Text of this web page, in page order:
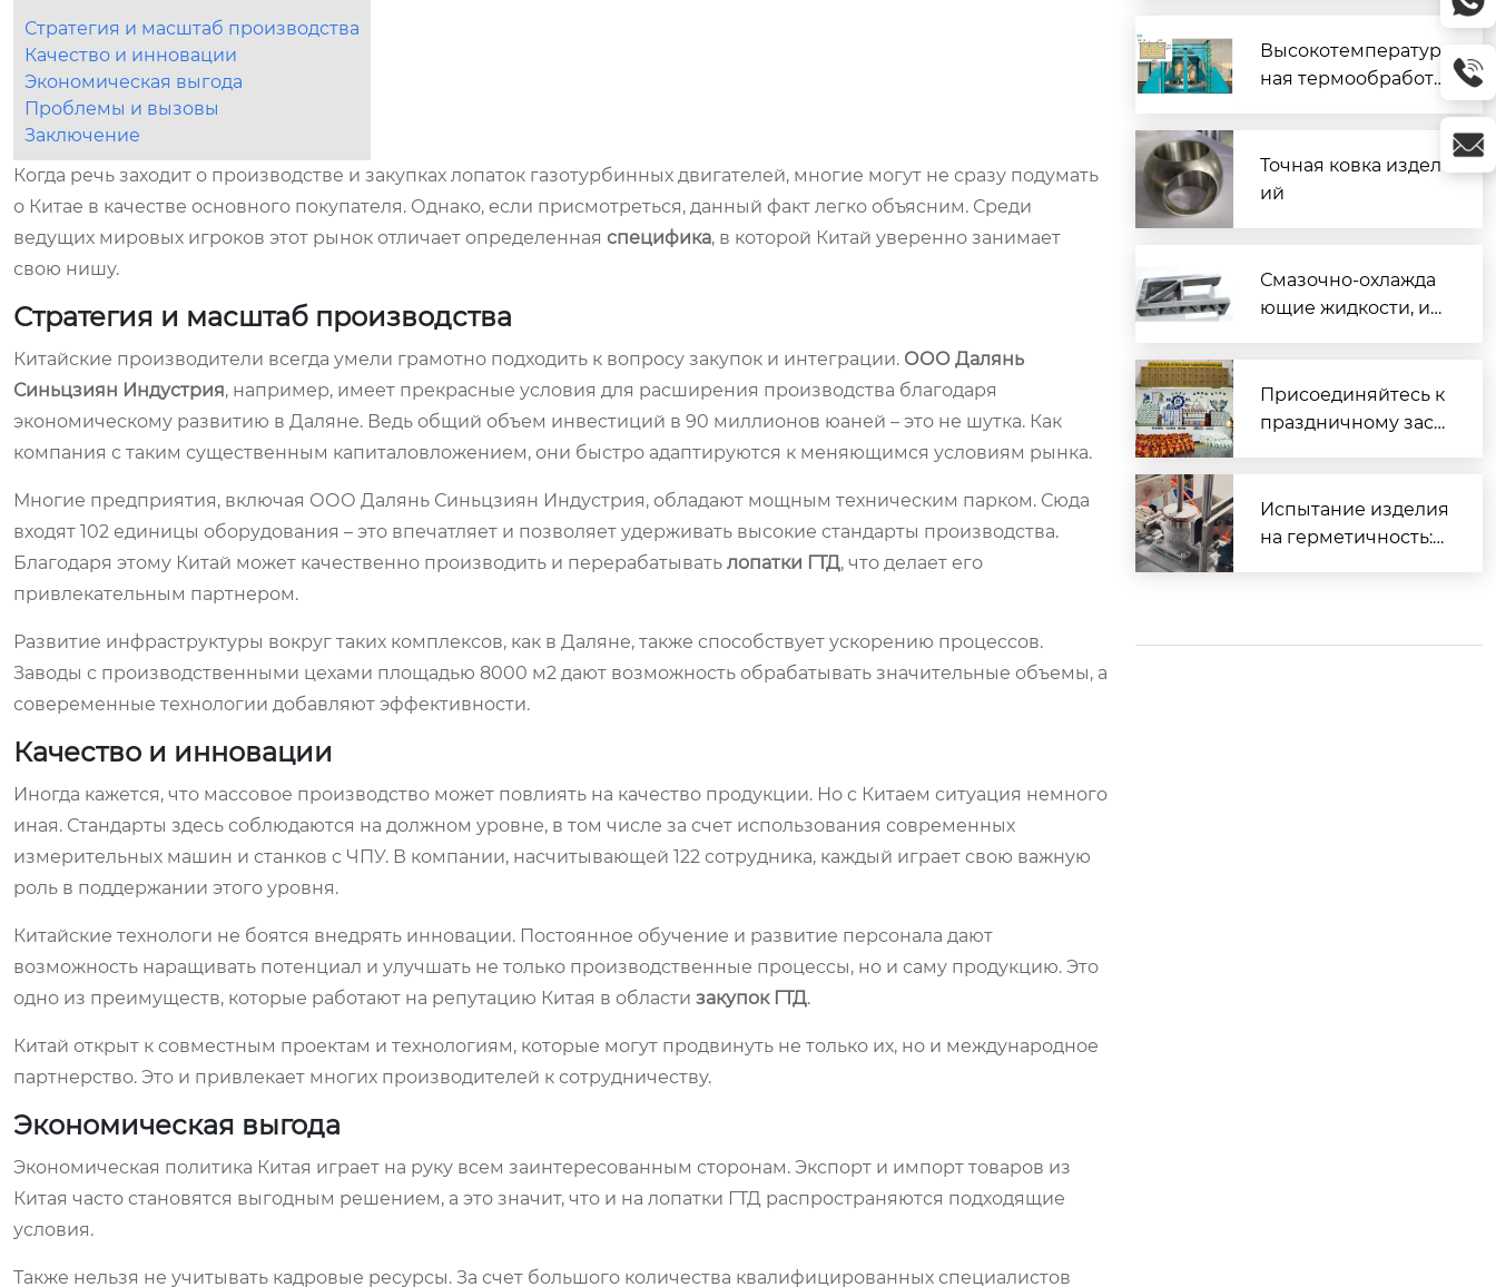
Стратегия и масштаб производства
Качество и инновации
Экономическая выгода
Проблемы и вызовы
Заключение
Когда речь заходит о производстве и закупках лопаток газотурбинных двигателей, многие могут не сразу подумать
о Китае в качестве основного покупателя. Однако, если присмотреться, данный факт легко объясним. Среди
ведущих мировых игроков этот рынок отличает определенная специфика, в которой Китай уверенно занимает
свою нишу.
Стратегия и масштаб производства
Китайские производители всегда умели грамотно подходить к вопросу закупок и интеграции. ООО Далянь
Синьцзиян Индустрия, например, имеет прекрасные условия для расширения производства благодаря
экономическому развитию в Даляне. Ведь общий объем инвестиций в 90 миллионов юаней – это не шутка. Как
компания с таким существенным капиталовложением, они быстро адаптируются к меняющимся условиям рынка.
Многие предприятия, включая ООО Далянь Синьцзиян Индустрия, обладают мощным техническим парком. Сюда
входят 102 единицы оборудования – это впечатляет и позволяет удерживать высокие стандарты производства.
Благодаря этому Китай может качественно производить и перерабатывать лопатки ГТД, что делает его
привлекательным партнером.
Развитие инфраструктуры вокруг таких комплексов, как в Даляне, также способствует ускорению процессов.
Заводы с производственными цехами площадью 8000 м2 дают возможность обрабатывать значительные объемы, а
совеременные технологии добавляют эффективности.
Качество и инновации
Иногда кажется, что массовое производство может повлиять на качество продукции. Но с Китаем ситуация немного
иная. Стандарты здесь соблюдаются на должном уровне, в том числе за счет использования современных
измерительных машин и станков с ЧПУ. В компании, насчитывающей 122 сотрудника, каждый играет свою важную
роль в поддержании этого уровня.
Китайские технологи не боятся внедрять инновации. Постоянное обучение и развитие персонала дают
возможность наращивать потенциал и улучшать не только производственные процессы, но и саму продукцию. Это
одно из преимуществ, которые работают на репутацию Китая в области закупок ГТД.
Китай открыт к совместным проектам и технологиям, которые могут продвинуть не только их, но и международное
партнерство. Это и привлекает многих производителей к сотрудничеству.
Экономическая выгода
Экономическая политика Китая играет на руку всем заинтересованным сторонам. Экспорт и импорт товаров из
Китая часто становятся выгодным решением, а это значит, что и на лопатки ГТД распространяются подходящие
условия.
Также нельзя не учитывать кадровые ресурсы. За счет большого количества квалифицированных специалистов
Высокотемператур
ная термообработк
Точная ковка издел
ий
Смазочно-охлажда
ющие жидкости, ис
материалов
Присоединяйтесь к
праздничному заст
тиваль.
Испытание изделия
на герметичность: